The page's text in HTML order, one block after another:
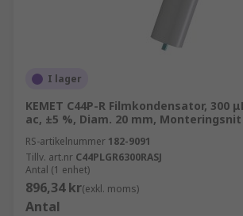
I lager
KEMET C44P-R Filmkondensator, 300
ac, ±5 %, Diam. 20 mm, Monteringsnit
RS-artikelnummer 182-9091
Tillv. art.nr C44PLGR6300RASJ
Antal (1 enhet)
896,34 kr(exkl. moms)
Antal